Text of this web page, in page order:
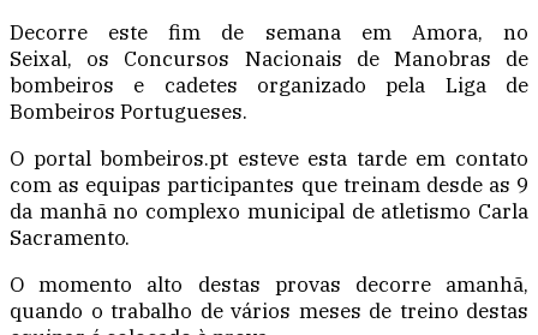
Decorre este fim de semana em Amora, no
Seixal, os Concursos Nacionais de Manobras de
bombeiros e cadetes organizado pela Liga de
Bombeiros Portugueses.
O portal bombeiros.pt esteve esta tarde em contato
com as equipas participantes que treinam desde as 9
da manhã no complexo municipal de atletismo Carla
Sacramento.
O momento alto destas provas decorre amanhã,
quando o trabalho de vários meses de treino destas